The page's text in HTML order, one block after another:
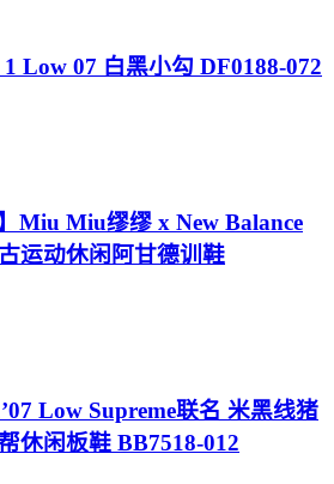
Low 07 白黑小勾 DF0188-072
Miu Miu缪缪 x New Balance
运动休闲阿甘德训鞋
Low Supreme联名 米黑线猪
休闲板鞋 BB7518-012